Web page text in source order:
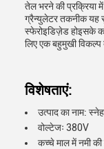
तेल भरने की प्रक्रिया
ग्रैन्युलेटर तकनीक यह
स्फेरोइडिज़ेड होइसके
लिए एक बहुमुखी विकल्प
विशेषताएं:
उत्पाद का नाम:
वोल्टेजः 380V
कच्चे माल में नमी की